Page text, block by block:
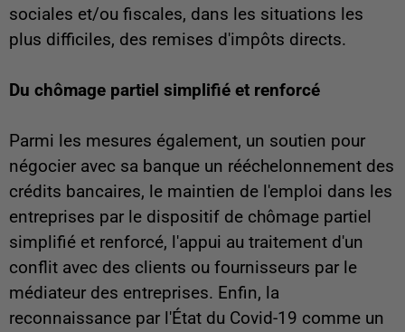
sociales et/ou fiscales, dans les situations les
plus difficiles, des remises d'impôts directs.
Du chômage partiel simplifié et renforcé
Parmi les mesures également, un soutien pour
négocier avec sa banque un rééchelonnement des
crédits bancaires, le maintien de l'emploi dans les
entreprises par le dispositif de chômage partiel
simplifié et renforcé, l'appui au traitement d'un
conflit avec des clients ou fournisseurs par le
médiateur des entreprises. Enfin, la
reconnaissance par l'État du Covid-19 comme un